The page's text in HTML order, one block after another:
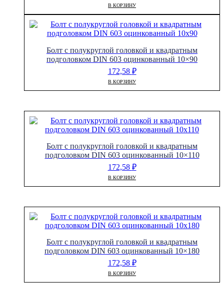
В КОРЗИНУ
Болт с полукруглой головкой и квадратным
подголовком DIN 603 оцинкованный 10×90
172,58 ₽
В КОРЗИНУ
Болт с полукруглой головкой и квадратным
подголовком DIN 603 оцинкованный 10×110
172,58 ₽
В КОРЗИНУ
Болт с полукруглой головкой и квадратным
подголовком DIN 603 оцинкованный 10×180
172,58 ₽
В КОРЗИНУ